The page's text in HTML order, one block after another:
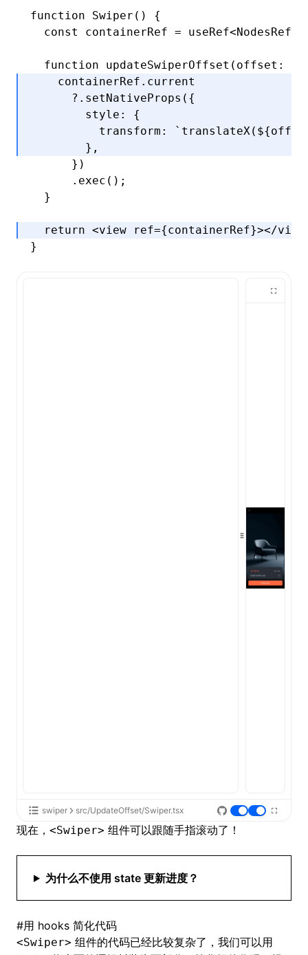
function Swiper () {
  const
containerRef = useRef<NodesRef
  function
updateSwiperOffset (offset :
    containerRef
.current
      ?.setNativeProps
({
        style
:
{
          transform
: `translateX( ${
        }
,
      })
      .exec
();
  }
  return
<view ref={containerRef}></view
}
swiper src/UpdateOffset/Swiper.tsx
现在， <Swiper> 组件可以跟随手指滚动了！
为什么不使用 state 更新进度？
#用 hooks 简化代码
<Swiper> 组件的代码已经比较复杂了，我们可以用